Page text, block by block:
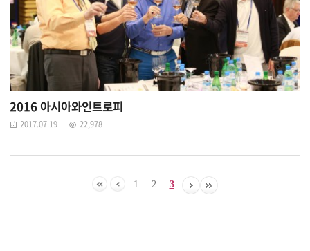
2016 아시아와인트로피
2017.07.19 22,978
1 2 3